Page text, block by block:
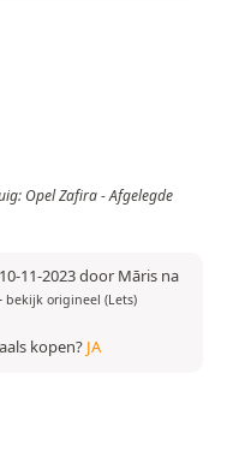
Opel Zafira - Afgelegde
11-2023 door Māris na
bekijk origineel (Lets)
kopen? JA